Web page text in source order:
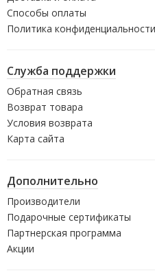
Способы оплаты
Политика конфиденциальности
Служба поддержки
Обратная связь
Возврат товара
Условия возврата
Карта сайта
Дополнительно
Производители
Подарочные сертификаты
Партнерская программа
Акции